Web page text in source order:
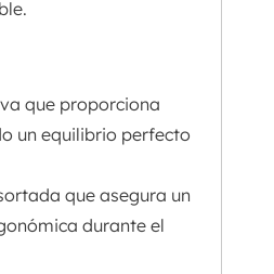
que proporciona
un equilibrio perfecto
que asegura un
durante el